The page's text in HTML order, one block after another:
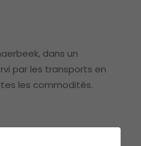
dans un
par les transports en
les commodités.